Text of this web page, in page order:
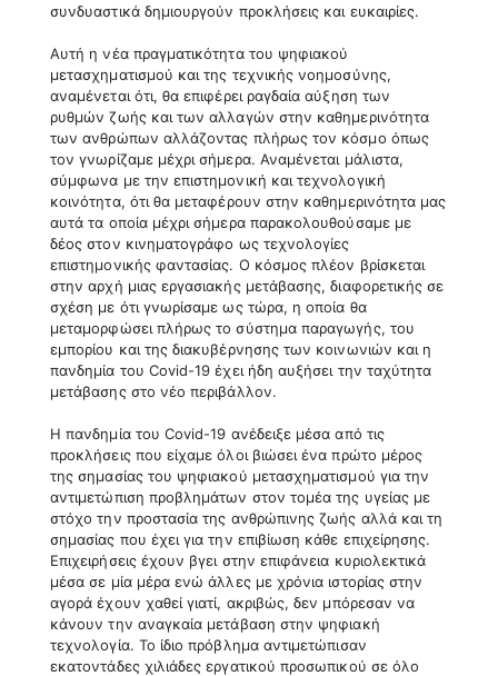
συνδυαστικά δημιουργούν προκλήσεις και ευκαιρίες.
Αυτή η νέα πραγματικότητα του ψηφιακού
μετασχηματισμού και της τεχνικής νοημοσύνης,
αναμένεται ότι, θα επιφέρει ραγδαία αύξηση των
ρυθμών ζωής και των αλλαγών στην καθημερινότητα
των ανθρώπων αλλάζοντας πλήρως τον κόσμο όπως
τον γνωρίζαμε μέχρι σήμερα. Αναμένεται μάλιστα,
σύμφωνα με την επιστημονική και τεχνολογική
κοινότητα, ότι θα μεταφέρουν στην καθημερινότητα μας
αυτά τα οποία μέχρι σήμερα παρακολουθούσαμε με
δέος στον κινηματογράφο ως τεχνολογίες
επιστημονικής φαντασίας. Ο κόσμος πλέον βρίσκεται
στην αρχή μιας εργασιακής μετάβασης, διαφορετικής σε
σχέση με ότι γνωρίσαμε ως τώρα, η οποία θα
μεταμορφώσει πλήρως το σύστημα παραγωγής, του
εμπορίου και της διακυβέρνησης των κοινωνιών και η
πανδημία του Covid-19 έχει ήδη αυξήσει την ταχύτητα
μετάβασης στο νέο περιβάλλον.
Η πανδημία του Covid-19 ανέδειξε μέσα από τις
προκλήσεις που είχαμε όλοι βιώσει ένα πρώτο μέρος
της σημασίας του ψηφιακού μετασχηματισμού για την
αντιμετώπιση προβλημάτων στον τομέα της υγείας με
στόχο την προστασία της ανθρώπινης ζωής αλλά και τη
σημασίας που έχει για την επιβίωση κάθε επιχείρησης.
Επιχειρήσεις έχουν βγει στην επιφάνεια κυριολεκτικά
μέσα σε μία μέρα ενώ άλλες με χρόνια ιστορίας στην
αγορά έχουν χαθεί γιατί, ακριβώς, δεν μπόρεσαν να
κάνουν την αναγκαία μετάβαση στην ψηφιακή
τεχνολογία. Το ίδιο πρόβλημα αντιμετώπισαν
εκατοντάδες χιλιάδες εργατικού προσωπικού σε όλο